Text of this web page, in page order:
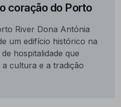
coração do Porto
River Dona Antónia
um edifício histórico na
hospitalidade que
cultura e a tradição